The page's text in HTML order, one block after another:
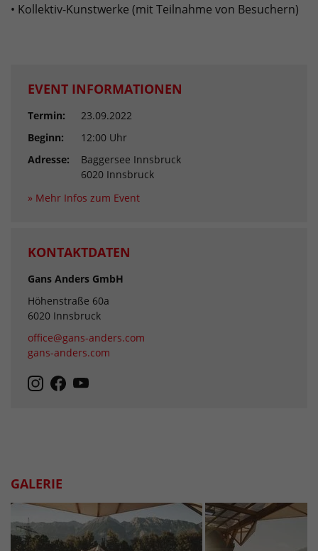
• Kollektiv-Kunstwerke (mit Teilnahme von Besuchern)
EVENT INFORMATIONEN
Termin:
23.09.2022
Beginn:
12:00 Uhr
Adresse:
Baggersee Innsbruck
6020 Innsbruck
» Mehr Infos zum Event
KONTAKTDATEN
Gans Anders GmbH
Höhenstraße 60a
6020 Innsbruck
office@gans-anders.com
gans-anders.com
GALERIE